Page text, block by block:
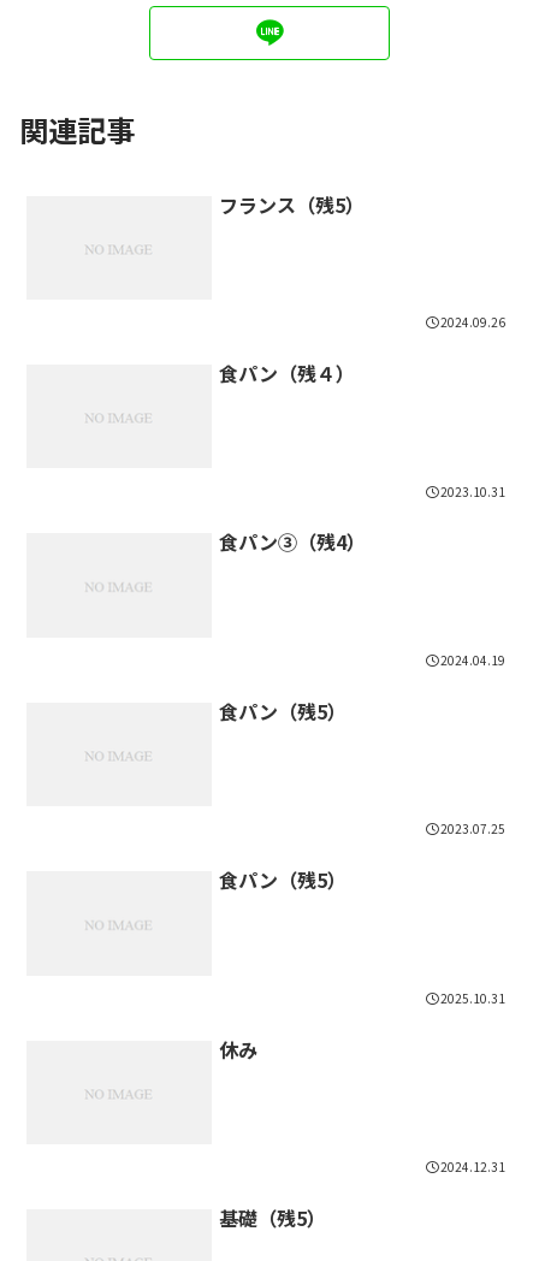
関連記事
フランス（残5）
2024.09.26
食パン（残４）
2023.10.31
食パン③（残4）
2024.04.19
食パン（残5）
2023.07.25
食パン（残5）
2025.10.31
休み
2024.12.31
基礎（残5）